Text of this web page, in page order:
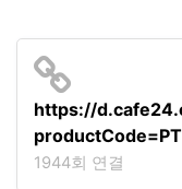
https://
1944회 연결